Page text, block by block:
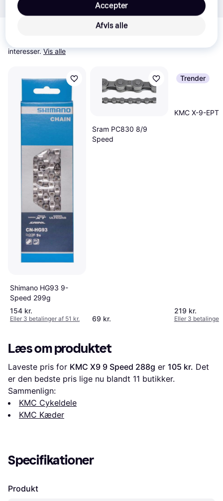
Relaterede produkter
interesser. Vis alle
Shimano HG93 9-
Speed 299g
154 kr.
Eller 3 betalinger af 51 kr.
Sram PC830 8/9
Speed
69 kr.
Trender
KMC X-9-EPT
219 kr.
Eller 3 betalinger
Læs om produktet
Laveste pris for KMC X9 9 Speed 288g er 105 kr. Det
er den bedste pris lige nu blandt 11 butikker.
Sammenlign:
KMC Cykeldele
KMC Kæder
Specifikationer
Produkt
Afvis alle
Accepter